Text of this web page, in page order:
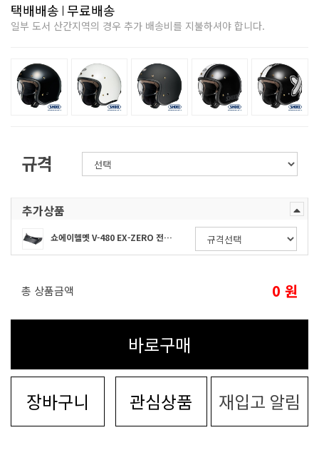
택배배송 무료배송
일부 도서 산간지역의 경우 추가 배송비를 지불하셔야 합니다.
규격
추가상품
쇼에이헬멧 V-480 EX-ZERO 전용 바이저
총 상품금액 0 원
바로구매
장바구니 관심상품 재입고 알림